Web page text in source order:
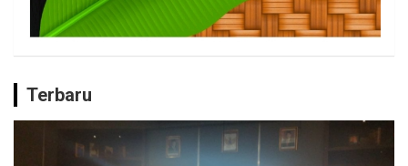
Terbaru